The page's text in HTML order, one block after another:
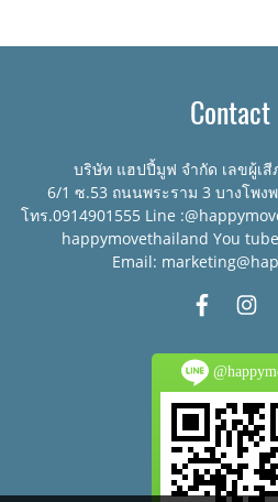
Contact
บริษัท แฮปปี้มูฟ จำกัด เลขผู้เสี
6/1 ซ.53 ถนนพระราม 3 บางโพง
โทร.0914901555 Line
happymovethailand You
Email: